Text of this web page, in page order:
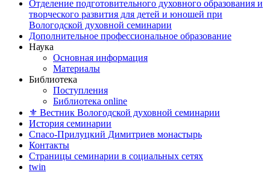
Отделение подготовительного духовного образования и
творческого развития для детей и юношей при
Вологодской духовной семинарии
Дополнительное профессиональное образование
Наука
Основная информация
Материалы
Библиотека
Поступления
Библиотека online
⚜ Вестник Вологодской духовной семинарии
История семинарии
Спасо-Прилуцкий Димитриев монастырь
Контакты
Страницы семинарии в социальных сетях
twin